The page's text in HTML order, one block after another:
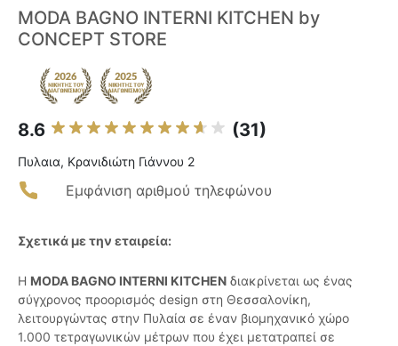
MODA BAGNO INTERNI KITCHEN by
CONCEPT STORE
8.6 (31)
Πυλαια, Κρανιδιώτη Γιάννου 2
Εμφάνιση αριθμού τηλεφώνου
Σχετικά με την εταιρεία:
Η MODA BAGNO INTERNI KITCHEN διακρίνεται ως ένας
σύγχρονος προορισμός design στη Θεσσαλονίκη,
λειτουργώντας στην Πυλαία σε έναν βιομηχανικό χώρο
1.000 τετραγωνικών μέτρων που έχει μετατραπεί σε